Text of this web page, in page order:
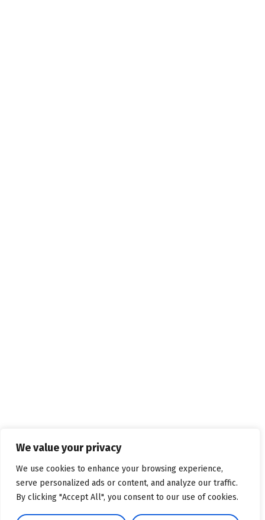
We value your privacy
We use cookies to enhance your browsing experience,
serve personalized ads or content, and analyze our traffic.
By clicking "Accept All", you consent to our use of cookies.